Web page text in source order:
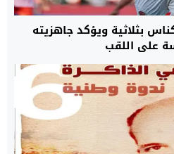
بثلاثية ويؤكد جاهزيته
على اللقب